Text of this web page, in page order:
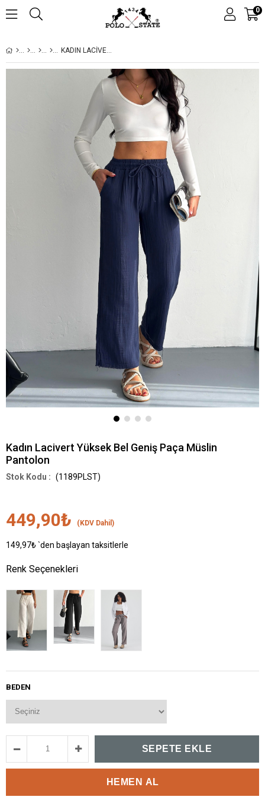
0
KADIN LACIVERT YÜKSEK BEL GENIŞ PAÇA MÜSLIN PANTOLON
Kadın Lacivert Yüksek Bel Geniş Paça Müslin
Pantolon
(1189PLST)
449,90₺ (KDV Dahil)
149,97₺`den başlayan taksitlerle
Renk Seçenekleri
BEDEN